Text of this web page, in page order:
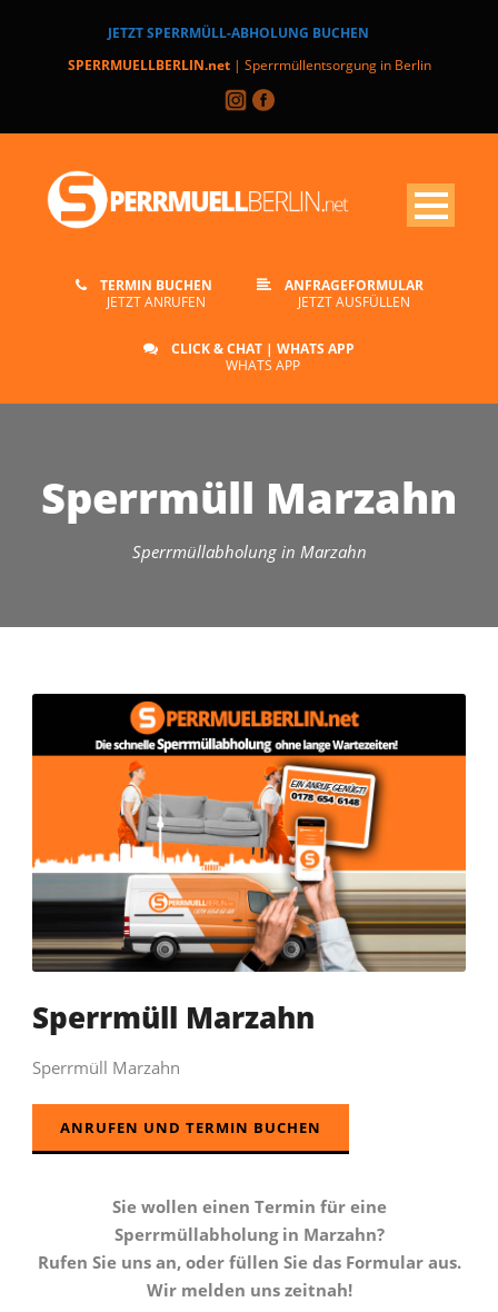
JETZT SPERRMÜLL-ABHOLUNG BUCHEN
SPERRMUELLBERLIN.net| Sperrmüllentsorgung in Berlin
TERMIN BUCHEN
JETZT ANRUFEN
ANFRAGEFORMULAR
JETZT AUSFÜLLEN
CLICK & CHAT | WHATS APP
WHATS APP
Sperrmüll Marzahn
Sperrmüllabholung in Marzahn
Sperrmüll Marzahn
Sperrmüll Marzahn
ANRUFEN UND TERMIN BUCHEN
Sie wollen einen Termin für eine
Sperrmüllabholung in Marzahn?
Rufen Sie uns an, oder füllen Sie das Formular aus.
Wir melden uns zeitnah!